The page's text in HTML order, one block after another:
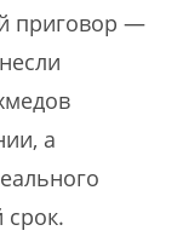
приговор —
а
срок.